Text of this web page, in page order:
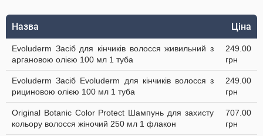
Назва Ціна
Evoluderm Засіб для кінчиків волосся живильний з
аргановою олією 100 мл 1 туба
249.00
грн
Evoluderm Засіб Evoluderm для кінчиків волосся з
рициновою олією 100 мл 1 туба
249.00
грн
Original Botanic Color Protect Шампунь для захисту
кольору волосся жіночий 250 мл 1 флакон
707.00
грн